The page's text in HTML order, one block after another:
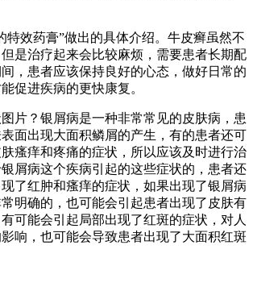
特效药膏”做出的具体介绍。牛皮癣虽然不
是治疗起来会比较麻烦，需要患者长期配
，患者应该保持良好的心态，做好日常的
促进疾病的更快康复。
片？银屑病是一种非常常见的皮肤病，患
面出现大面积鳞屑的产生，有的患者还可
瘙痒和疼痛的症状，所以应该及时进行治
屑病这个疾病引起的这些症状的，患者还
了红肿和瘙痒的症状，如果出现了银屑病
明确的，也可能会引起患者出现了皮肤有
可能会引起局部出现了红斑的症状，对人
响，也可能会导致患者出现了大面积红斑